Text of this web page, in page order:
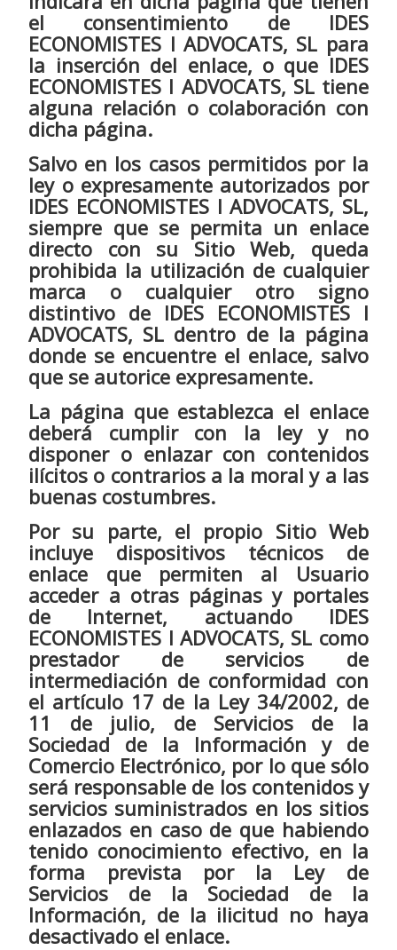
el consentimiento de IDES
ECONOMISTES I ADVOCATS, SL para
la inserción del enlace, o que IDES
ECONOMISTES I ADVOCATS, SL tiene
alguna relación o colaboración con
dicha página.
Salvo en los casos permitidos por la
ley o expresamente autorizados por
IDES ECONOMISTES I ADVOCATS, SL,
siempre que se permita un enlace
directo con su Sitio Web, queda
prohibida la utilización de cualquier
marca o cualquier otro signo
distintivo de IDES ECONOMISTES I
ADVOCATS, SL dentro de la página
donde se encuentre el enlace, salvo
que se autorice expresamente.
La página que establezca el enlace
deberá cumplir con la ley y no
disponer o enlazar con contenidos
ilícitos o contrarios a la moral y a las
buenas costumbres.
Por su parte, el propio Sitio Web
incluye dispositivos técnicos de
enlace que permiten al Usuario
acceder a otras páginas y portales
de Internet, actuando IDES
ECONOMISTES I ADVOCATS, SL como
prestador de servicios de
intermediación de conformidad con
el artículo 17 de la Ley 34/2002, de
11 de julio, de Servicios de la
Sociedad de la Información y de
Comercio Electrónico, por lo que sólo
será responsable de los contenidos y
servicios suministrados en los sitios
enlazados en caso de que habiendo
tenido conocimiento efectivo, en la
forma prevista por la Ley de
Servicios de la Sociedad de la
Información, de la ilicitud no haya
desactivado el enlace.